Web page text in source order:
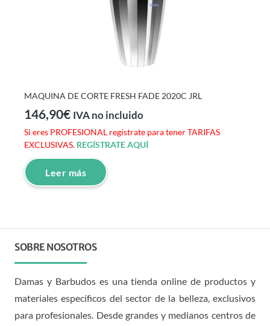
MAQUINA DE CORTE FRESH FADE 2020C JRL
146,90€ IVA no incluido
Si eres PROFESIONAL regístrate para tener TARIFAS
EXCLUSIVAS. REGÍSTRATE AQUÍ
Leer más
SOBRE NOSOTROS
Damas y Barbudos es una tienda online de productos y
materiales específicos del sector de la belleza, exclusivos
para profesionales. Desde grandes y medianos centros de